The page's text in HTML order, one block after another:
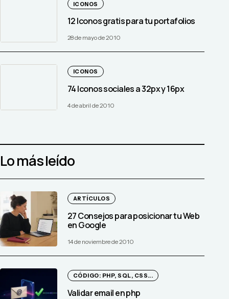
ICONOS
12 Iconos gratis para tu portafolios
28 de mayo de 2010
ICONOS
74 Iconos sociales a 32px y 16px
4 de abril de 2010
Lo más leído
ARTÍCULOS
27 Consejos para posicionar tu Web
en Google
14 de noviembre de 2010
CÓDIGO: PHP, SQL, CSS...
Validar email en php